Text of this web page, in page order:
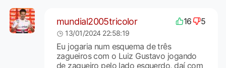
mundial2005tricolor 16 5
13/01/2024 22:58:19
Eu jogaria num esquema de três
zagueiros com o Luiz Gustavo jogando
de zagueiro pelo lado esquerdo, daí com